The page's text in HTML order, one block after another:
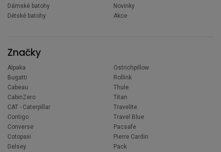
Dámské batohy
Dětské batohy
Novinky
Akce
Značky
Alpaka
Bugatti
Cabeau
CabinZero
CAT - Caterpillar
Contigo
Converse
Cotopaxi
Delsey
Ostrichpillow
Rollink
Thule
Titan
Travelite
Travel Blue
Pacsafe
Pierre Cardin
Pack